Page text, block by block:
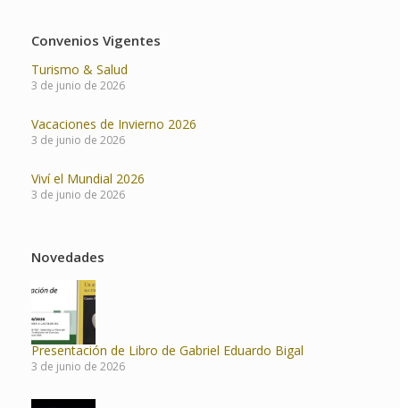
Convenios Vigentes
Turismo & Salud
3 de junio de 2026
Vacaciones de Invierno 2026
3 de junio de 2026
Viví el Mundial 2026
3 de junio de 2026
Novedades
Presentación de Libro de Gabriel Eduardo Bigal
3 de junio de 2026